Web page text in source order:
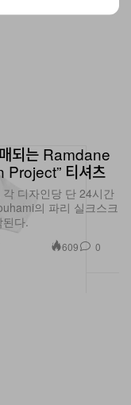
티셔츠
디자인당 단 24시간
의 파리 실크스크
다.